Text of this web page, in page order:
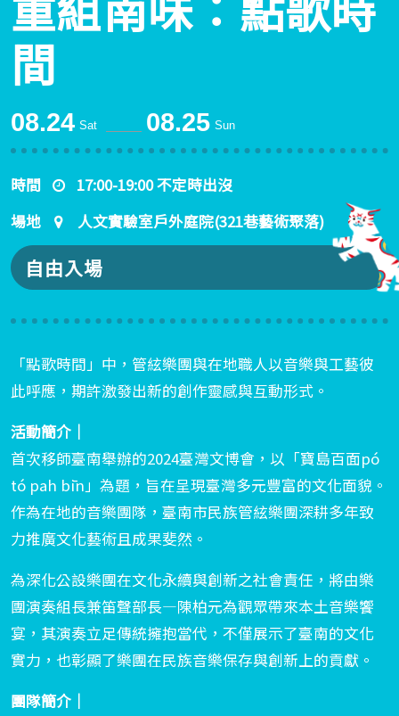
間
08.24 Sat 08.25 Sun
時間
17:00-19:00 不定時出沒
場地
人文實驗室戶外庭院(321巷藝術聚落)
自由入場
「點歌時間」中，管絃樂團與在地職人以音樂與工藝彼
此呼應，期許激發出新的創作靈感與互動形式。
活動簡介｜
首次移師臺南舉辦的2024臺灣文博會，以「寶島百面pó
tó pah bīn」為題，旨在呈現臺灣多元豐富的文化面貌。
作為在地的音樂團隊，臺南市民族管絃樂團深耕多年致
力推廣文化藝術且成果斐然。
為深化公設樂團在文化永續與創新之社會責任，將由樂
團演奏組長兼笛聲部長—陳柏元為觀眾帶來本土音樂饗
宴，其演奏立足傳統擁抱當代，不僅展示了臺南的文化
實力，也彰顯了樂團在民族音樂保存與創新上的貢獻。
團隊簡介｜